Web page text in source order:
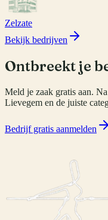
Zelzate
Bekijk bedrijven
Ontbreekt je
Meld je zaak gratis aan.
Lievegem en de juiste
Bedrijf gratis aanmelden